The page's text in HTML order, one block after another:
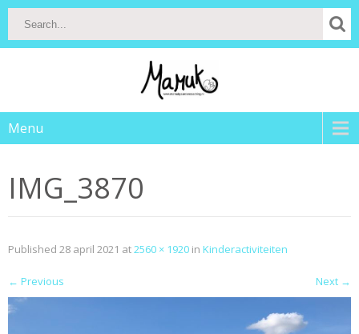
Menu
IMG_3870
Published 28 april 2021 at2560 × 1920 in Kinderactiviteiten
← Previous Next →